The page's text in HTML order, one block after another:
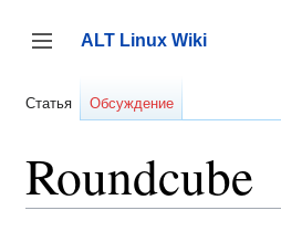
содержанию
Переключить боковую панель
ALT Linux Wiki
Статья Обсуждение
Roundcube